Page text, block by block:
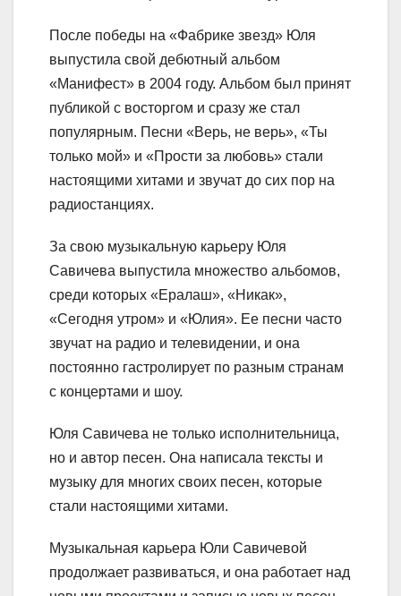
После победы на «Фабрике звезд» Юля
выпустила свой дебютный альбом
«Манифест» в 2004 году. Альбом был принят
публикой с восторгом и сразу же стал
популярным. Песни «Верь, не верь», «Ты
только мой» и «Прости за любовь» стали
настоящими хитами и звучат до сих пор на
радиостанциях.
За свою музыкальную карьеру Юля
Савичева выпустила множество альбомов,
среди которых «Ералаш», «Никак»,
«Сегодня утром» и «Юлия». Ее песни часто
звучат на радио и телевидении, и она
постоянно гастролирует по разным странам
с концертами и шоу.
Юля Савичева не только исполнительница,
но и автор песен. Она написала тексты и
музыку для многих своих песен, которые
стали настоящими хитами.
Музыкальная карьера Юли Савичевой
продолжает развиваться, и она работает над